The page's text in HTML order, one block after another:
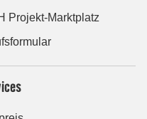
Projekt-Marktplatz